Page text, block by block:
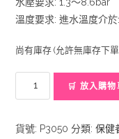
溫度要求: 進水溫度介
尚有庫存 (允許無庫存下
尊
生
🛒 放入購物
貨號: P3050 分類:保健